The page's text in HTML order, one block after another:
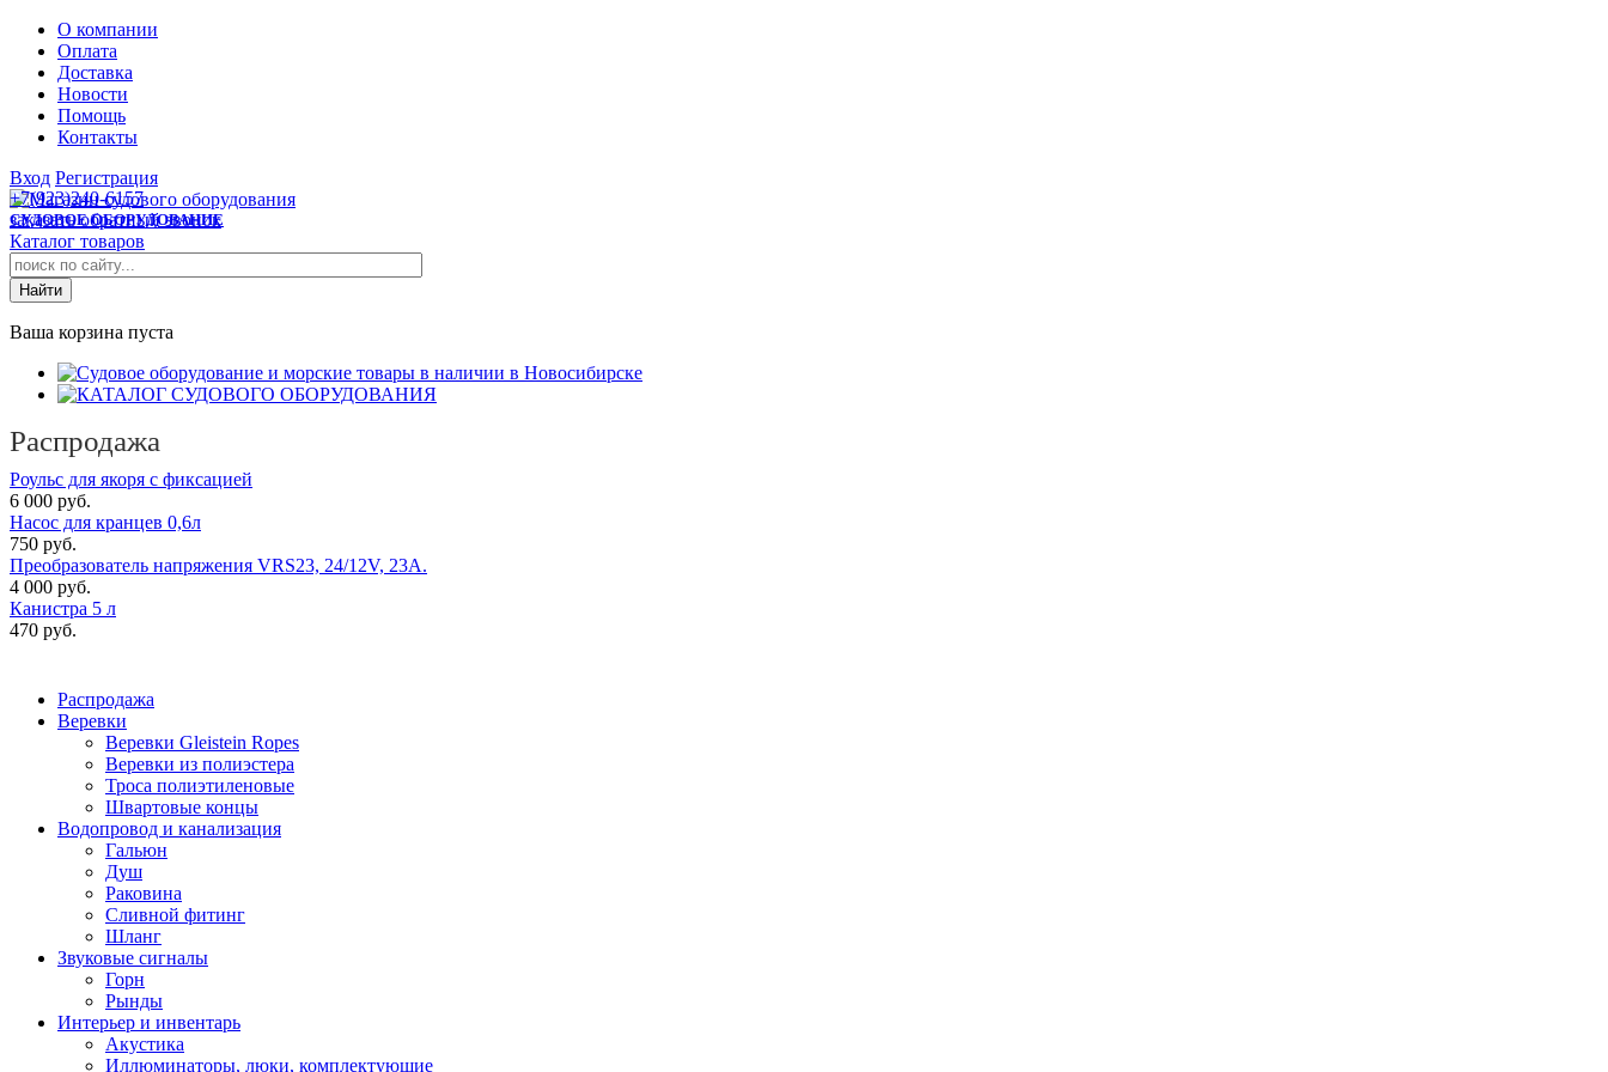
О компании
Оплата
Доставка
Новости
Помощь
Контакты
Вход Регистрация
СУДОВОЕ ОБОРУДОВАНИЕ
+7(923)240-6157
заказать обратный звонок
Каталог товаров
Ваша корзина пуста
Распродажа
Роульс для якоря с фиксацией
6 000 руб.
Насос для кранцев 0,6л
750 руб.
Преобразователь напряжения VRS23, 24/12V, 23A.
4 000 руб.
Канистра 5 л
470 руб.
Распродажа
Веревки
Веревки Gleistein Ropes
Веревки из полиэстера
Троса полиэтиленовые
Швартовые концы
Водопровод и канализация
Гальюн
Душ
Раковина
Сливной фитинг
Шланг
Звуковые сигналы
Горн
Рынды
Интерьер и инвентарь
Акустика
Иллюминаторы, люки, комплектующие